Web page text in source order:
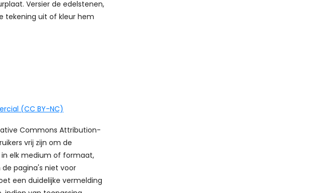
Versier de edelstenen,
tekening uit of kleur hem
(CC BY-NC)
Commons Attribution-
vrij zijn om de
elk medium of formaat,
pagina's niet voor
een duidelijke vermelding